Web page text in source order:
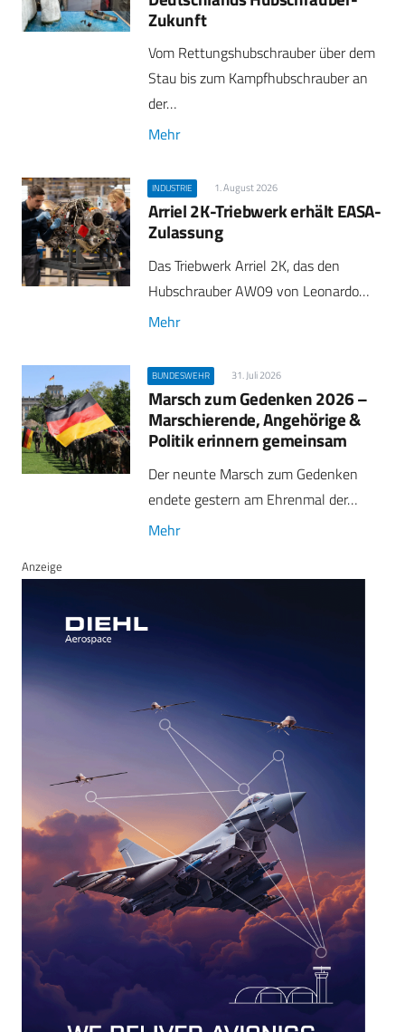
Zukunft
Vom Rettungshubschrauber über dem
Stau bis zum Kampfhubschrauber an
der…
Mehr
INDUSTRIE 1. August 2026
Arriel 2K-Triebwerk erhält EASA-
Zulassung
Das Triebwerk Arriel 2K, das den
Hubschrauber AW09 von Leonardo…
Mehr
BUNDESWEHR 31. Juli 2026
Marsch zum Gedenken 2026 –
Marschierende, Angehörige &
Politik erinnern gemeinsam
Der neunte Marsch zum Gedenken
endete gestern am Ehrenmal der…
Mehr
Anzeige